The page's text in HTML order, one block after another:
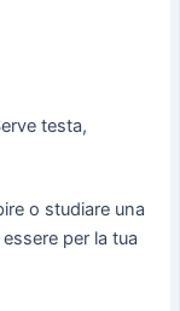
testa,
o studiare una
per la tua